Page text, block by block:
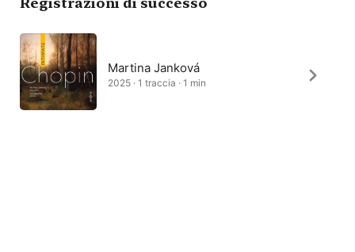
Registrazioni di successo
Martina Janková
2025 · 1 traccia · 1 min